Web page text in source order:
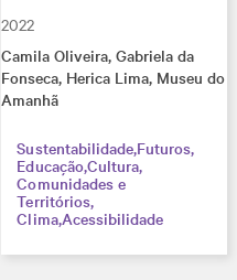
2022
Camila Oliveira, Gabriela da
Fonseca, Herica Lima, Museu do
Amanhã
SustentabilidadeFuturos
EducaçãoCultura
Comunidades e
Territórios
ClimaAcessibilidade